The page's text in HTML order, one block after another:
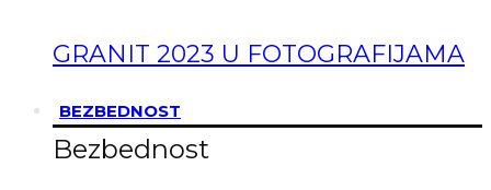
GRANIT 2023 U FOTOGRAFIJAMA
BEZBEDNOST
Bezbednost